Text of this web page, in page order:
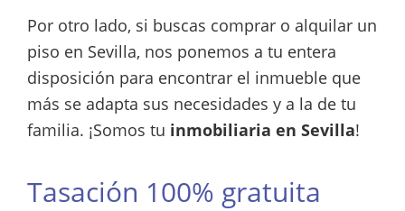
Por otro lado, si buscas comprar o alquilar un
piso en Sevilla, nos ponemos a tu entera
disposición para encontrar el inmueble que
más se adapta sus necesidades y a la de tu
familia. ¡Somos tu inmobiliaria en Sevilla!
Tasación 100% gratuita